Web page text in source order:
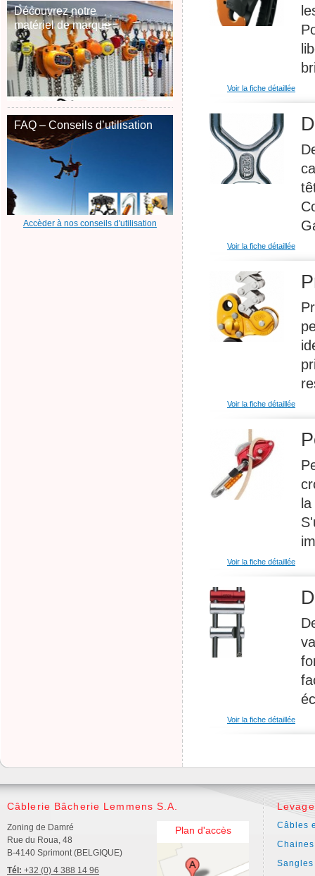
Découvrez notre
matériel de marque
FAQ – Conseils d’utilisation
Accèder à nos conseils d'utilisation
Voir la fiche détaillée
Voir la fiche détaillée
Voir la fiche détaillée
Voir la fiche détaillée
Voir la fiche détaillée
Câblerie Bâcherie Lemmens S.A.
Plan d'accès
Zoning de Damré
Rue du Roua, 48
B-4140 Sprimont (BELGIQUE)
Tél: +32 (0) 4 388 14 96
Câbles